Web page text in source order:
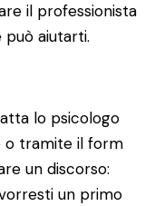
il professionista
aiutarti.
lo psicologo
o tramite il form
un discorso:
un primo